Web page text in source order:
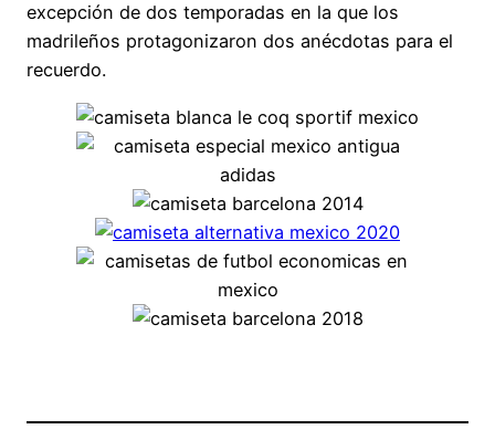
excepción de dos temporadas en la que los
madrileños protagonizaron dos anécdotas para el
recuerdo.